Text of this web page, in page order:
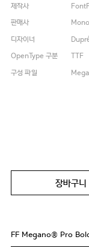
제작사
판매사
디자이너
OpenType 구분
TTF
구성 파일
장바구니
FF Megano® Pro